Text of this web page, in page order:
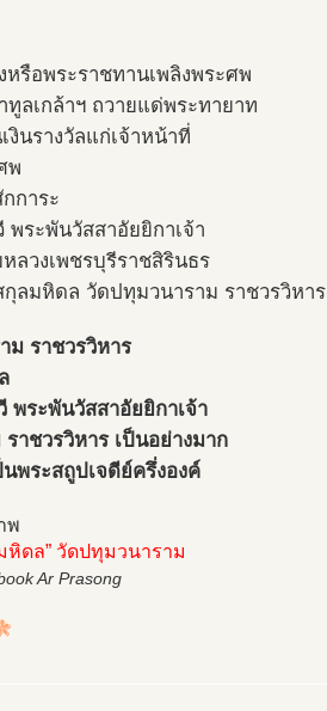
หรือพระราชทานเพลิงพระศพ
ลเกล้าฯ ถวายแด่พระทายาท
นรางวัลแก่เจ้าหน้าที่
พ
การะ
ระพันวัสสาอัยยิกาเจ้า
ลวงเพชรบุรีราชสิรินธร
ลมหิดล วัดปทุมวนาราม ราชวรวิหาร
ม ราชวรวิหาร
พระพันวัสสาอัยยิกาเจ้า
าชวรวิหาร เป็นอย่างมาก
พระสถูปเจดีย์ครึ่งองค์
หิดล” วัดปทุมวนาราม
Ar Prasong